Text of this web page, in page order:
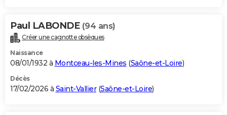
Bricolage
Lifestyle
Culture
Sport
Auto
Television
Voyage
Cinema
Paul LABONDE (94 ans)
Créer une cagnotte obsèques
Naissance
08/01/1932 à Montceau-les-Mines (Saône-et-Loire)
Décès
17/02/2026 à Saint-Vallier(Saône-et-Loire)